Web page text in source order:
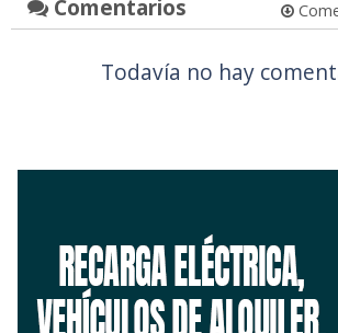
Comentarios
Todavía no hay